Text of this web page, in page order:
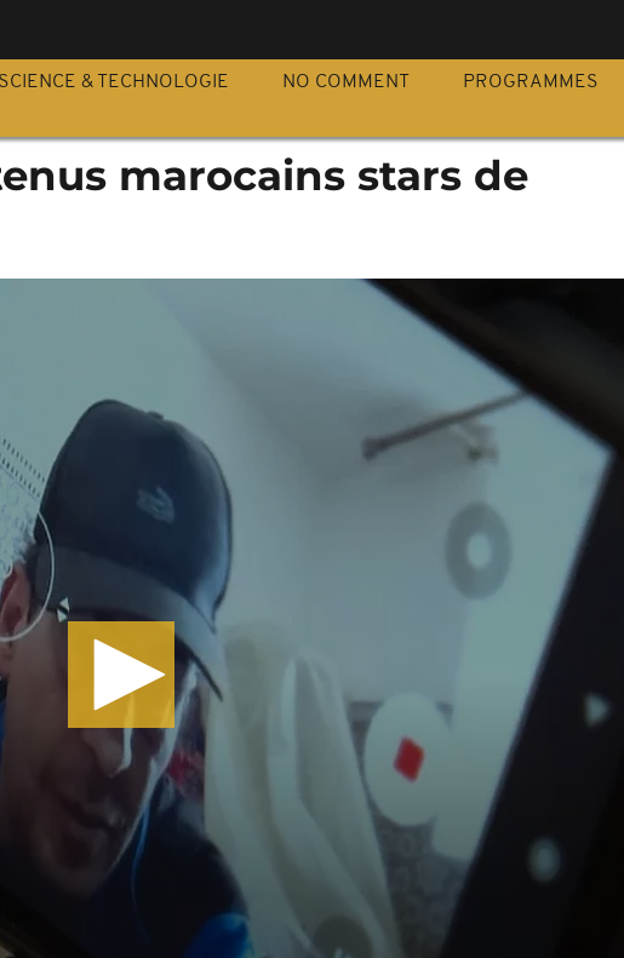
SCIENCE & TECHNOLOGIE NO COMMENT PROGRAMMES
marocains stars de